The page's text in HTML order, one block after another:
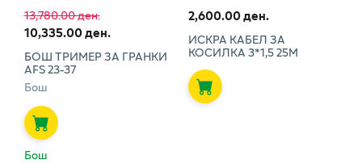
13,780.00 ден.
10,335.00 ден.
БОШ ТРИМЕР ЗА ГРАНКИ
AFS 23-37
Бош
Бош
2,600.00 ден.
ИСКРА КАБЕЛ ЗА
КОСИЛКА 3*1,5 25М